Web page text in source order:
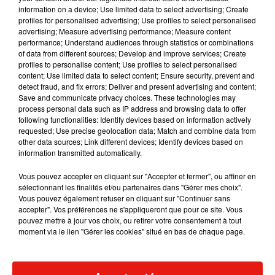
Musique
7 août 2026
RÜFÜS DU SOL annonce un nouvel
album après sa tournée mondiale
7 août 2026
Angèle et Amélie Lens dévoilent leur
collaboration tant attendue
information on a device; Use limited data to select advertising; Create
profiles for personalised advertising; Use profiles to select personalised
advertising; Measure advertising performance; Measure content
performance; Understand audiences through statistics or combinations
of data from different sources; Develop and improve services; Create
profiles to personalise content; Use profiles to select personalised
content; Use limited data to select content; Ensure security, prevent and
detect fraud, and fix errors; Deliver and present advertising and content;
Save and communicate privacy choices. These technologies may
process personal data such as IP address and browsing data to offer
following functionalities: Identify devices based on information actively
requested; Use precise geolocation data; Match and combine data from
other data sources; Link different devices; Identify devices based on
information transmitted automatically.
Vous pouvez accepter en cliquant sur "Accepter et fermer", ou affiner en
sélectionnant les finalités et/ou partenaires dans "Gérer mes choix".
Vous pouvez également refuser en cliquant sur "Continuer sans
accepter". Vos préférences ne s'appliqueront que pour ce site. Vous
pouvez mettre à jour vos choix, ou retirer votre consentement à tout
moment via le lien "Gérer les cookies" situé en bas de chaque page.